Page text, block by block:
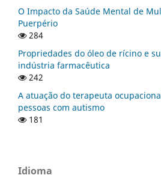
O Impacto da Saúde Mental de
Puerpério
284
Propriedades do óleo de rícino e
indústria farmacêutica
242
A atuação do terapeuta
pessoas com autismo
181
Idioma